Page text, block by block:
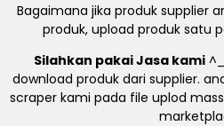
Bagaimana jika produk supplier
produk, upload produk satu
Silahkan pakai Jasa kami
download produk dari supplier.
scraper kami pada file uplod